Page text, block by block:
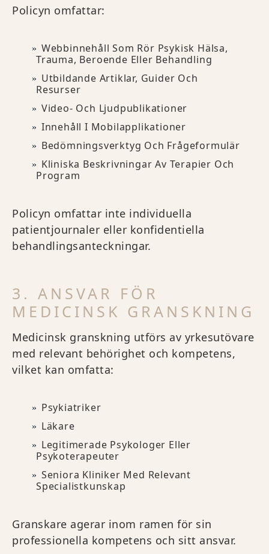
Policyn omfattar:
Webbinnehåll Som Rör Psykisk Hälsa,
Trauma, Beroende Eller Behandling
Utbildande Artiklar, Guider Och
Resurser
Video- Och Ljudpublikationer
Innehåll I Mobilapplikationer
Bedömningsverktyg Och Frågeformulär
Kliniska Beskrivningar Av Terapier Och
Program
Policyn omfattar inte individuella
patientjournaler eller konfidentiella
behandlingsanteckningar.
3. ANSVAR FÖR
MEDICINSK GRANSKNING
Medicinsk granskning utförs av yrkesutövare
med relevant behörighet och kompetens,
vilket kan omfatta:
Psykiatriker
Läkare
Legitimerade Psykologer Eller
Psykoterapeuter
Seniora Kliniker Med Relevant
Specialistkunskap
Granskare agerar inom ramen för sin
professionella kompetens och sitt ansvar.